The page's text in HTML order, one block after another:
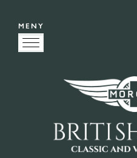
MENY